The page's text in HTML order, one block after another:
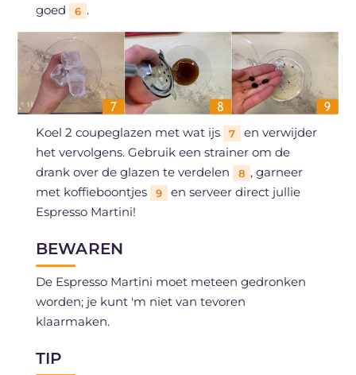
goed
6 .
Koel 2 coupeglazen met wat ijs 7
en verwijder
het vervolgens. Gebruik een strainer om de
drank over de glazen te verdelen
8 , garneer
met koffieboontjes
9
en serveer direct jullie
Espresso Martini!
BEWAREN
De Espresso Martini moet meteen gedronken
worden; je kunt 'm niet van tevoren
klaarmaken.
TIP